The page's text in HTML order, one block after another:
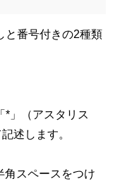
と番号付きの2種類
*」（アスタリス
述します。
角スペースをつけ